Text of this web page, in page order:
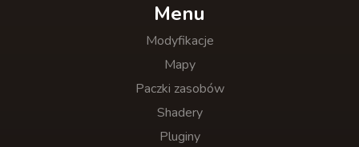
Menu
Modyfikacje
Mapy
Paczki zasobów
Shadery
Pluginy